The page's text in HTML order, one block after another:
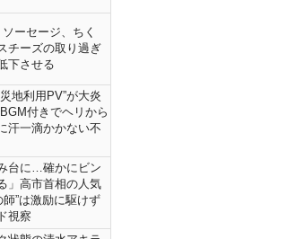
ーセージ、ちく
チーズの取り過ぎ
下させる
地利用PV”が大炎
付きでヘリから
汗一滴かかない不
台に…確かにビン
」高市首相の人気
師”は激励に駆けず
視察